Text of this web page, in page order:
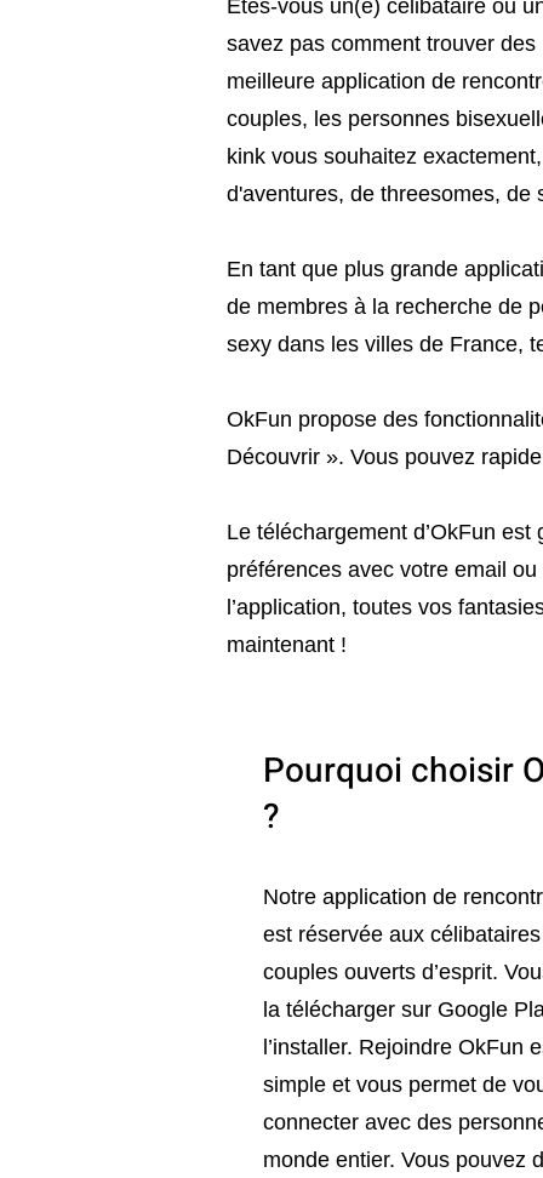
Êtes-vous un(e) célibataire ou
savez pas comment trouver
meilleure application de
couples, les personnes
kink vous souhaitez
d'aventures, de threesomes, de
En tant que plus grande
de membres à la recherche de
sexy dans les villes de France,
OkFun propose des
Découvrir ». Vous pouvez
Le téléchargement d’OkFun
préférences avec votre email
l’application, toutes vos
maintenant !
Pourquoi choisir
?
Notre application de
est réservée aux
couples ouverts d’esprit.
la télécharger sur Google
l’installer. Rejoindre OkFun
simple et vous permet de
connecter avec des
monde entier. Vous pouvez